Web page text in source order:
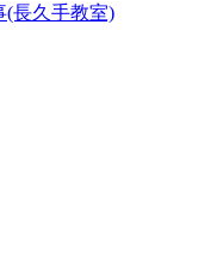
(長久手教室)